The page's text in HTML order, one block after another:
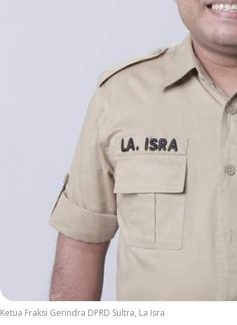
Ketua Fraksi Gerindra DPRD Sultra, La Isra